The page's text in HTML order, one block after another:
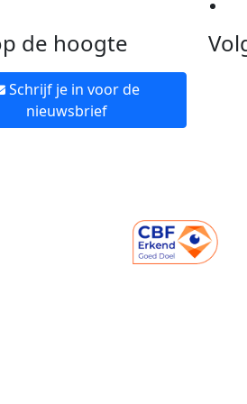
de hoogte
Schrijf je in voor de
nieuwsbrief